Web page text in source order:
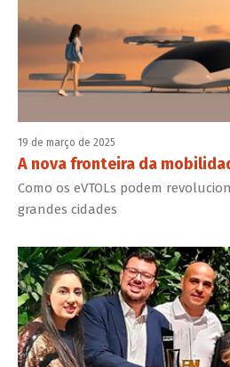
19 de março de 2025
A nova fronteira da
Como os eVTOLs podem
grandes cidades